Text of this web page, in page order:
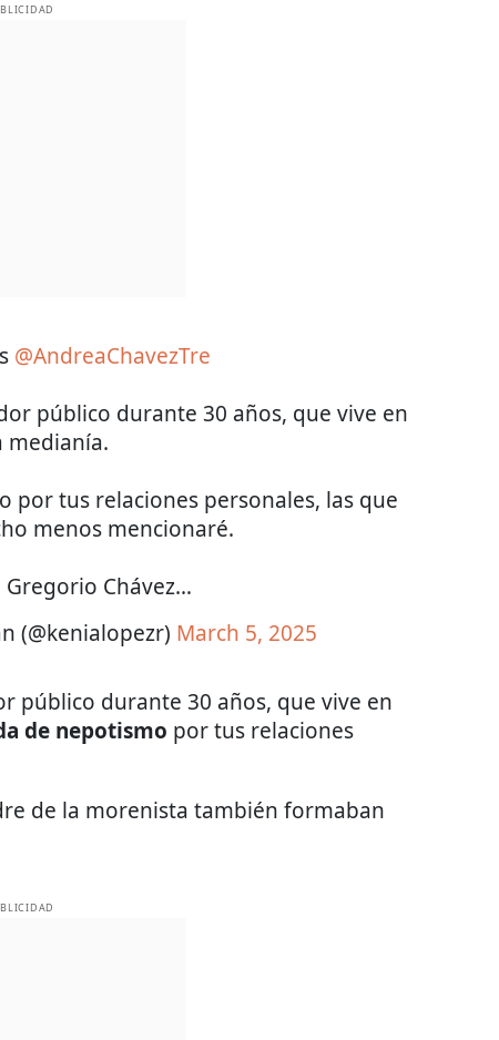
@AndreaChavezTre
público durante 30 años, que vive en
medianía.
por tus relaciones personales, las que
menos mencionaré.
Chávez…
(@kenialopezr) March 5, 2025
público durante 30 años, que vive en
de nepotismo por tus relaciones
de la morenista también formaban